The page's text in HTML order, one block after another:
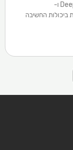
השקת שני מודלים חדשניים – DeepSeek-R1-Zero ו-